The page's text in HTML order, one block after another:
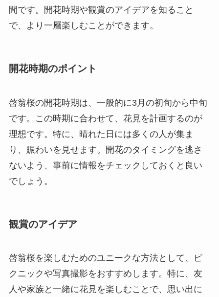
間です。開花時期や観賞のアイデアを知ること
で、より一層楽しむことができます。
開花時期のポイント
啓翁桜の開花時期は、一般的に3月の初旬から中旬
です。この時期に合わせて、花見を計画するのが
理想です。特に、晴れた日には多くの人が集ま
り、賑わいを見せます。開花のタイミングを逃さ
ないよう、事前に情報をチェックしておくと良い
でしょう。
観賞のアイデア
啓翁桜を楽しむためのユニークな方法として、ピ
クニックや写真撮影をおすすめします。特に、友
人や家族と一緒に花見を楽しむことで、思い出に